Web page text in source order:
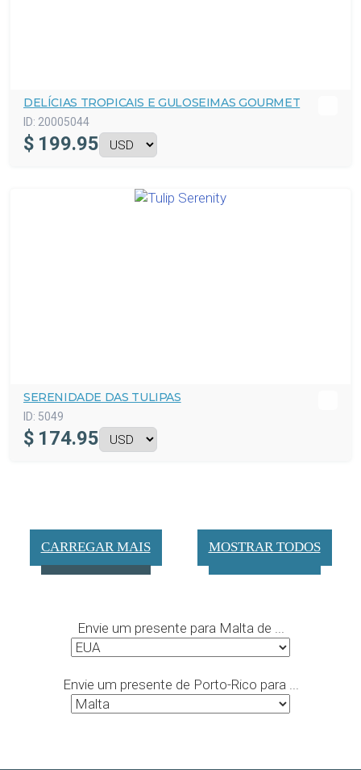
DELÍCIAS TROPICAIS E GULOSEIMAS GOURMET
ID: 20005044
$ 199.95
SERENIDADE DAS TULIPAS
ID: 5049
$ 174.95
CARREGAR MAIS MOSTRAR TODOS
Envie um presente para Malta de ...
Envie um presente de Porto-Rico para ...